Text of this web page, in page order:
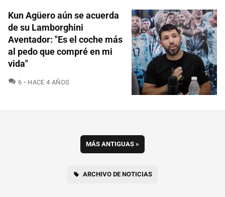
Kun Agüero aún se acuerda
de su Lamborghini
Aventador: "Es el coche más
al pedo que compré en mi
vida"
6 COMENTARIOS
HACE 4 AÑOS
MÁS ANTIGUAS »
ARCHIVO DE NOTICIAS